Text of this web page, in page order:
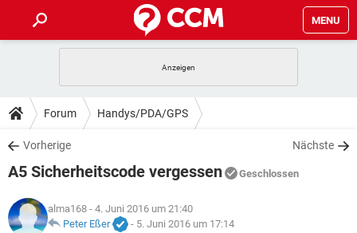
MENU
ANDROID IOS
WINDOWS 10
WHATSAPP TIKTOK
FACEBOOK
TIPPS & TRICKS
SPIELE STREAMING
WHATSAPP TIKTOK
DOWNLOADS
SPIELE STREAMING
ANDROID
WINDOWS 10 INSTAGRAM
SPIELE STREAMING
LEXIKON
Forum Handys/PDA/GPS
Vorherige Nächste
A5 Sicherheitscode vergessen Geschlossen
alma168 - 4. Juni 2016 um 21:40
Peter Eßer
- 5. Juni 2016 um 17:14